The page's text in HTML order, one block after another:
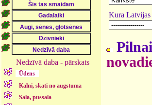
Nedzīvā daba - pārskats
Ūdens
Kalni, skati no augstuma
Sala, pussala
Kura Latvijas